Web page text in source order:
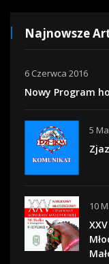
Najnowsze
6 Czerwca 2016
Nowy Program
5
10